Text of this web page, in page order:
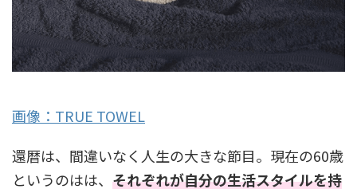
画像：TRUE TOWEL
還暦は、間違いなく人生の大きな節目。現在の60歳
というのはは、 それぞれが自分の生活スタイルを持